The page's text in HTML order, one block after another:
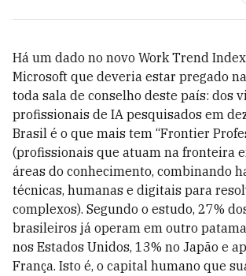
Há um dado no novo Work Trend
Microsoft que deveria estar pregado
toda sala de conselho deste país: dos
profissionais de IA pesquisados em
Brasil é o que mais tem “Frontier
(profissionais que atuam na fronteira
áreas do conhecimento, combinando
técnicas, humanas e digitais para
complexos). Segundo o estudo, 27%
brasileiros já operam em outro
nos Estados Unidos, 13% no Japão e
França. Isto é, o capital humano que